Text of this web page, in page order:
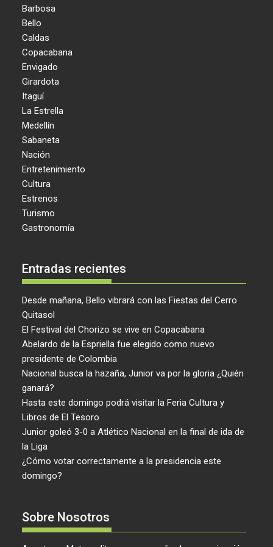
Barbosa
Bello
Caldas
Copacabana
Envigado
Girardota
Itaguí
La Estrella
Medellín
Sabaneta
Nación
Entretenimiento
Cultura
Estrenos
Turismo
Gastronomía
Entradas recientes
Desde mañana, Bello vibrará con las Fiestas del Cerro
Quitasol
El Festival del Chorizo se vive en Copacabana
Abelardo de la Espriella fue elegido como nuevo
presidente de Colombia
Nacional busca la hazaña, Junior va por la gloria ¿Quién
ganará?
Hasta este domingo podrá visitar la Feria Cultura y
Libros de El Tesoro
Junior goleó 3-0 a Atlético Nacional en la final de ida de
la Liga
¿Cómo votar correctamente a la presidencia este
domingo?
Sobre Nosotros